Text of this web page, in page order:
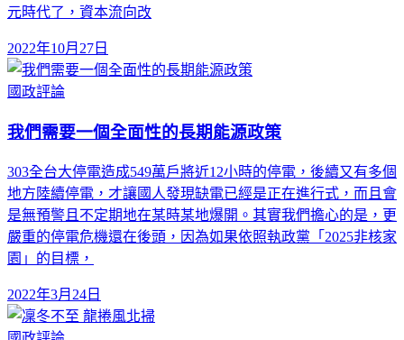
元時代了，資本流向改
2022年10月27日
國政評論
我們需要一個全面性的長期能源政策
303全台大停電造成549萬戶將近12小時的停電，後續又有多個
地方陸續停電，才讓國人發現缺電已經是正在進行式，而且會
是無預警且不定期地在某時某地爆開。其實我們擔心的是，更
嚴重的停電危機還在後頭，因為如果依照執政黨「2025非核家
園」的目標，
2022年3月24日